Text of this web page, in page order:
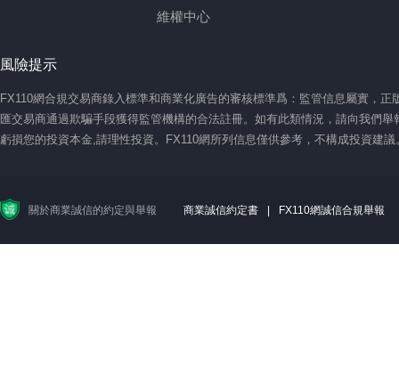
維權中心
風險提示
FX110網合規交易商錄入標準和商業化廣告的審核標準爲：監管信息屬實，
匯交易商通過欺騙手段獲得監管機構的合法註冊。如有此類情況，請向我們
虧損您的投資本金,請理性投資。FX110網所列信息僅供參考，不構成投資建
關於商業誠信的約定與舉報 商業誠信約定書 | FX110網誠信合規舉報